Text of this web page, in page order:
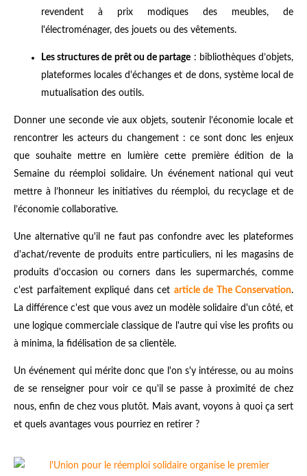
revendent à prix modiques des meubles, de
l'électroménager, des jouets ou des vêtements.
Les structures de prêt ou de partage : bibliothèques d’objets,
plateformes locales d'échanges et de dons, système local de
mutualisation des outils.
Donner une seconde vie aux objets, soutenir l’économie locale et
rencontrer les acteurs du changement : ce sont donc les enjeux
que souhaite mettre en lumière cette première édition de la
Semaine du réemploi solidaire. Un événement national qui veut
mettre à l’honneur les initiatives du réemploi, du recyclage et de
l’économie collaborative.
Une alternative qu'il ne faut pas confondre avec les plateformes
d'achat/revente de produits entre particuliers, ni les magasins de
produits d'occasion ou corners dans les supermarchés, comme
c'est parfaitement expliqué dans cet article de The Conservation.
La différence c'est que vous avez un modèle solidaire d'un côté, et
une logique commerciale classique de l'autre qui vise les profits ou
à minima, la fidélisation de sa clientèle.
Un événement qui mérite donc que l'on s'y intéresse, ou au moins
de se renseigner pour voir ce qu'il se passe à proximité de chez
nous, enfin de chez vous plutôt. Mais avant, voyons à quoi ça sert
et quels avantages vous pourriez en retirer ?